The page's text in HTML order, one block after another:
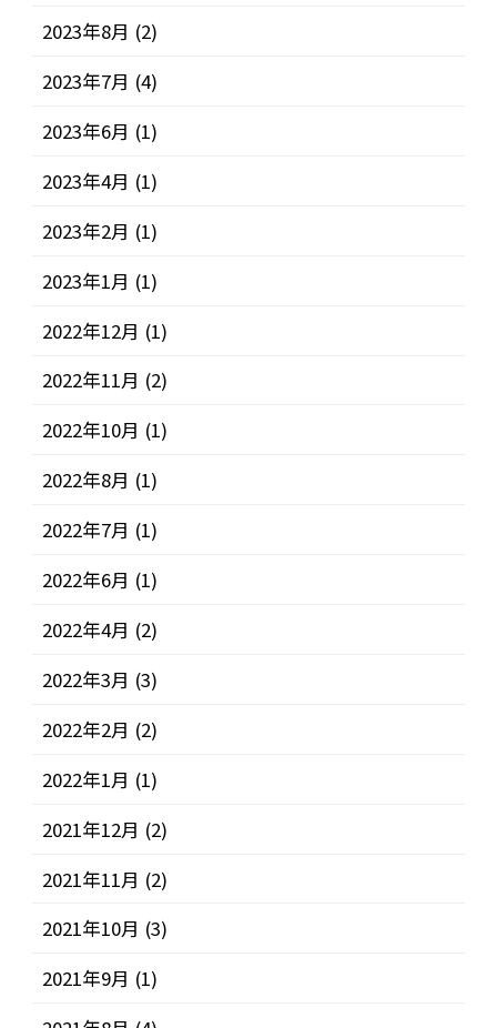
2023年8月 (2)
2023年7月 (4)
2023年6月 (1)
2023年4月 (1)
2023年2月 (1)
2023年1月 (1)
2022年12月 (1)
2022年11月 (2)
2022年10月 (1)
2022年8月 (1)
2022年7月 (1)
2022年6月 (1)
2022年4月 (2)
2022年3月 (3)
2022年2月 (2)
2022年1月 (1)
2021年12月 (2)
2021年11月 (2)
2021年10月 (3)
2021年9月 (1)